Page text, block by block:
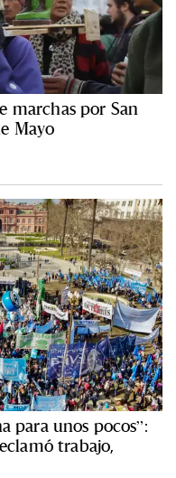
marchas por San
Mayo
para unos pocos”:
trabajo,